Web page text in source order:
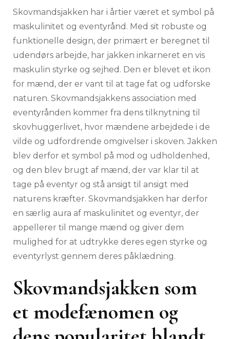
Skovmandsjakken har i årtier været et symbol på
maskulinitet og eventyrånd. Med sit robuste og
funktionelle design, der primært er beregnet til
udendørs arbejde, har jakken inkarneret en vis
maskulin styrke og sejhed. Den er blevet et ikon
for mænd, der er vant til at tage fat og udforske
naturen. Skovmandsjakkens association med
eventyrånden kommer fra dens tilknytning til
skovhuggerlivet, hvor mændene arbejdede i de
vilde og udfordrende omgivelser i skoven. Jakken
blev derfor et symbol på mod og udholdenhed,
og den blev brugt af mænd, der var klar til at
tage på eventyr og stå ansigt til ansigt med
naturens kræfter. Skovmandsjakken har derfor
en særlig aura af maskulinitet og eventyr, der
appellerer til mange mænd og giver dem
mulighed for at udtrykke deres egen styrke og
eventyrlyst gennem deres påklædning.
Skovmandsjakken som
et modefænomen og